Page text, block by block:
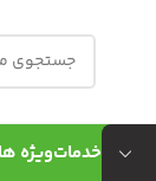
خدماتویژه ها